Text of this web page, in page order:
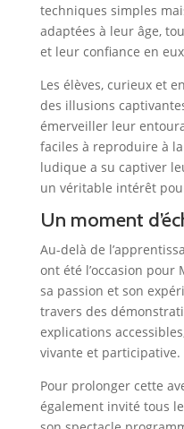
techniques simples
adaptées à leur âge,
et leur confiance en
Les élèves, curieux et
des illusions
émerveiller leur
faciles à reproduire à
ludique a su captiver
un véritable intérêt
Un moment
Au-delà de
ont été l’occasion
sa passion et son
travers des
explications
vivante et participative.
Pour prolonger cette
également invité tous